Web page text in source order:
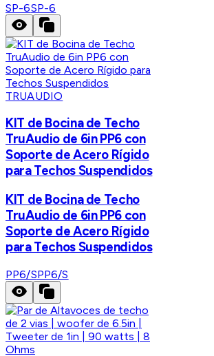
SP-6SP-6
TRUAUDIO
KIT de Bocina de Techo
TruAudio de 6in PP6 con
Soporte de Acero Rígido
para Techos Suspendidos
KIT de Bocina de Techo
TruAudio de 6in PP6 con
Soporte de Acero Rígido
para Techos Suspendidos
PP6/SPP6/S